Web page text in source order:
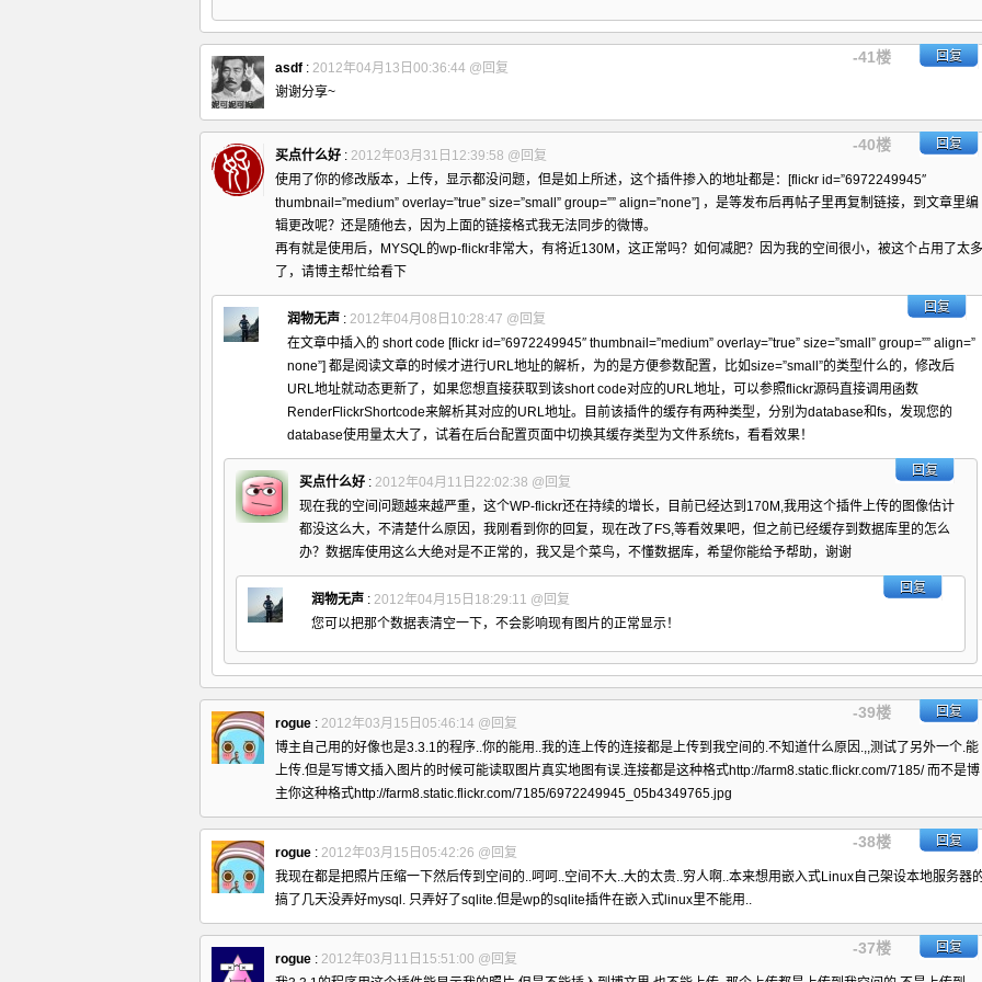
asdf : 2012年04月13日00:36:44
-41楼
@回复
回复
谢谢分享~
买点什么好 : 2012年03月31日12:39:58
-40楼
@回复
回复
使用了你的修改版本，上传，显示都没问题，但是如上所述，这个插件掺入的地址都是：[flickr id=”6972249945″
thumbnail=”medium” overlay=”true” size=”small” group=”” align=”none”] ，是等发布后再帖子里再复制链接，到文章里编
辑更改呢？还是随他去，因为上面的链接格式我无法同步的微博。
再有就是使用后，MYSQL的wp-flickr非常大，有将近130M，这正常吗？如何减肥？因为我的空间很小，被这个占用了太多
了，请博主帮忙给看下
润物无声 : 2012年04月08日10:28:47 @回复
回复
在文章中插入的 short code [flickr id=”6972249945″ thumbnail=”medium” overlay=”true” size=”small” group=”” align=”
none”] 都是阅读文章的时候才进行URL地址的解析，为的是方便参数配置，比如size=”small”的类型什么的，修改后
URL地址就动态更新了，如果您想直接获取到该short code对应的URL地址，可以参照flickr源码直接调用函数
RenderFlickrShortcode来解析其对应的URL地址。目前该插件的缓存有两种类型，分别为database和fs，发现您的
database使用量太大了，试着在后台配置页面中切换其缓存类型为文件系统fs，看看效果！
买点什么好 : 2012年04月11日22:02:38 @回复
回复
现在我的空间问题越来越严重，这个WP-flickr还在持续的增长，目前已经达到170M,我用这个插件上传的图像估计
都没这么大，不清楚什么原因，我刚看到你的回复，现在改了FS,等看效果吧，但之前已经缓存到数据库里的怎么
办？数据库使用这么大绝对是不正常的，我又是个菜鸟，不懂数据库，希望你能给予帮助，谢谢
润物无声 : 2012年04月15日18:29:11 @回复
回复
您可以把那个数据表清空一下，不会影响现有图片的正常显示！
rogue : 2012年03月15日05:46:14
-39楼
@回复
回复
博主自己用的好像也是3.3.1的程序..你的能用..我的连上传的连接都是上传到我空间的.不知道什么原因.,,测试了另外一个.能
上传.但是写博文插入图片的时候可能读取图片真实地图有误.连接都是这种格式http://farm8.static.flickr.com/7185/ 而不是博
主你这种格式http://farm8.static.flickr.com/7185/6972249945_05b4349765.jpg
rogue : 2012年03月15日05:42:26
-38楼
@回复
回复
我现在都是把照片压缩一下然后传到空间的..呵呵..空间不大..大的太贵..穷人啊..本来想用嵌入式Linux自己架设本地服务器
搞了几天没弄好mysql. 只弄好了sqlite.但是wp的sqlite插件在嵌入式linux里不能用..
rogue : 2012年03月11日15:51:00
-37楼
@回复
回复